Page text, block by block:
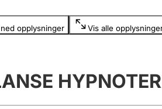
opplysninger Vis alle
er skjult